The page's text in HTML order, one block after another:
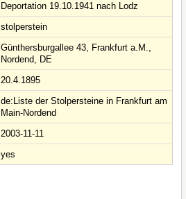
Deportation 19.10.1941 nach Lodz
stolperstein
Günthersburgallee 43, Frankfurt a.M.,
Nordend, DE
20.4.1895
de:Liste der Stolpersteine in Frankfurt am
Main-Nordend
2003-11-11
yes